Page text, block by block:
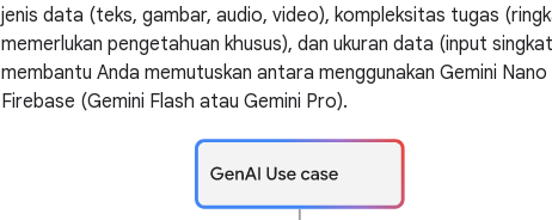
jenis data (teks, gambar, audio, video), kompleksitas tugas
memerlukan pengetahuan khusus), dan ukuran data (input
membantu Anda memutuskan antara menggunakan Gemini
Firebase (Gemini Flash atau Gemini Pro).